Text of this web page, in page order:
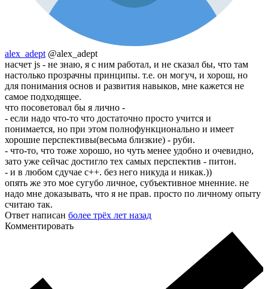
alex_adept @alex_adept
насчет js - не знаю, я с ним работал, и не сказал бы, что там
настолько прозрачны принципы. т.е. он могуч, и хорош, но
для понимания основ и развития навыков, мне кажется не
самое подходящее.
что посоветовал бы я лично -
- если надо что-то что достаточно просто учится и
понимается, но при этом полнофункционально и имеет
хорошие перспективы(весьма близкие) - руби.
- что-то, что тоже хорошо, но чуть менее удобно и очевидно,
зато уже сейчас достигло тех самых перспектив - питон.
- и в любом сдучае с++. без него никуда и никак.))
опять же это мое сугубо личное, субъективное мненние. не
надо мне доказывать, что я не прав. просто по личному опыту
считаю так.
Ответ написан более трёх лет назад
Комментировать